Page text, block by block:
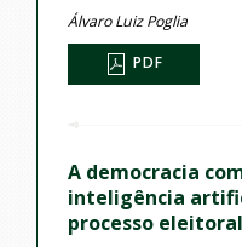
Álvaro Luiz Poglia
PDF
A democracia
inteligência
processo